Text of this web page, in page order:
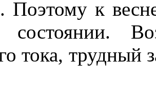
Поэтому к
состоянии.
тока,